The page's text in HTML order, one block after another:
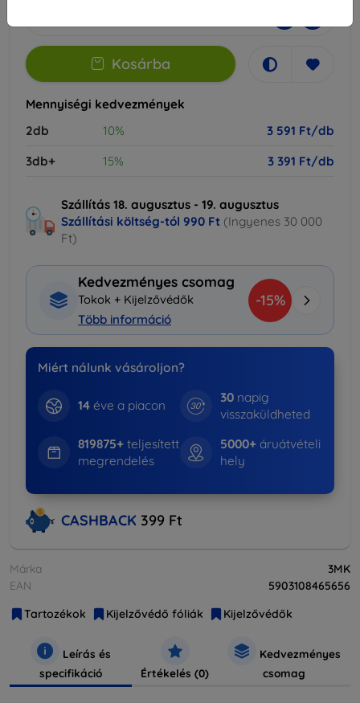
Kosárba
Mennyiségi kedvezmények
2db
10%
3 591 Ft/db
3db+
15% 3 391 Ft/db
Szállítás 18. augusztus - 19. augusztus
Szállítási költség-tól 990 Ft (Ingyenes 30 000
Ft)
Kedvezményes csomag
Tokok + Kijelzővédők
Több információ
-15%
Miért nálunk vásároljon?
14éve a piacon
30 napig
visszaküldheted
819875+teljesített
megrendelés
5000+ áruátvételi
hely
CASHBACK 399 Ft
Márka
3MK
EAN
5903108465656
Tartozékok
Kijelzővédő fóliák Kijelzővédők
Leírás és
specifikáció
Értékelés (0)
Kedvezményes
csomag